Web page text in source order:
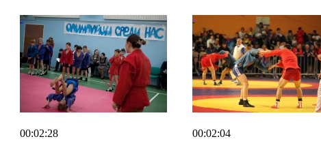
00:02:28 00:02:04